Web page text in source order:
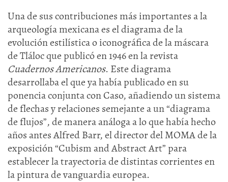
Una de sus contribuciones más importantes a la
arqueología mexicana es el diagrama de la
evolución estilística o iconográfica de la máscara
de Tláloc que publicó en 1946 en la revista
Cuadernos Americanos. Este diagrama
desarrollaba el que ya había publicado en su
ponencia conjunta con Caso, añadiendo un sistema
de flechas y relaciones semejante a un “diagrama
de flujos”, de manera análoga a lo que había hecho
años antes Alfred Barr, el director del MOMA de la
exposición “Cubism and Abstract Art” para
establecer la trayectoria de distintas corrientes en
la pintura de vanguardia europea.